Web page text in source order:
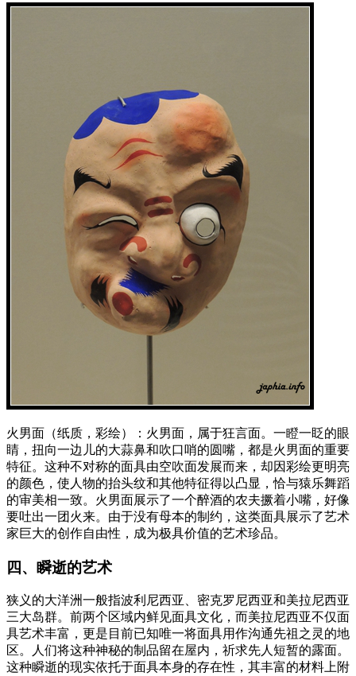
火男面（纸质，彩绘）：火男面，属于狂言面。一瞪一眨的眼
睛，扭向一边儿的大蒜鼻和吹口哨的圆嘴，都是火男面的重要
特征。这种不对称的面具由空吹面发展而来，却因彩绘更明亮
的颜色，使人物的抬头纹和其他特征得以凸显，恰与猿乐舞蹈
的审美相一致。火男面展示了一个醉酒的农夫撅着小嘴，好像
要吐出一团火来。由于没有母本的制约，这类面具展示了艺术
家巨大的创作自由性，成为极具价值的艺术珍品。
四、瞬逝的艺术
狭义的大洋洲一般指波利尼西亚、密克罗尼西亚和美拉尼西亚
三大岛群。前两个区域内鲜见面具文化，而美拉尼西亚不仅面
具艺术丰富，更是目前已知唯一将面具用作沟通先祖之灵的地
区。人们将这种神秘的制品留在屋内，祈求先人短暂的露面。
这种瞬逝的现实依托于面具本身的存在性，其丰富的材料上附